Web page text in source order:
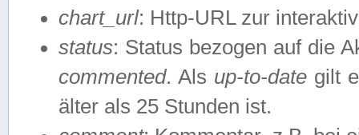
chart_url: Http-URL zur
status: Status bezogen auf die
commented. Als up-to-date gilt
älter als 25 Stunden ist.